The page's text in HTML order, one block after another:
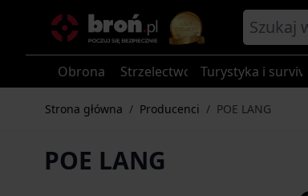
Obrona Strzelectwo Turystyka i survival
Strona główna / Producenci / POE LANG
POE LANG